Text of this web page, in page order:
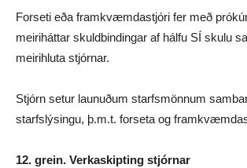
Forseti eða framkvæmdastjóri fer með
meiriháttar skuldbindingar af hálfu SÍ skulu
meirihluta stjórnar.
Stjórn setur launuðum starfsmönnum
starfslýsingu, þ.m.t. forseta og
12. grein. Verkaskipting stjórnar